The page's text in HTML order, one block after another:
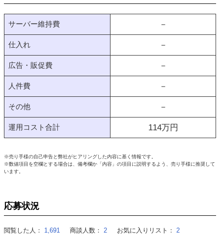
サーバー維持費 －
仕入れ －
広告・販促費 －
人件費 －
その他 －
運用コスト合計 114万円
※売り手様の自己申告と弊社がヒアリングした内容に基く情報です。
※数値項目を空欄とする場合は、備考欄か「内容」の項目に説明するよう、売り手様に推奨して
います。
応募状況
閲覧した人： 1,691 商談人数： 2 お気に入りリスト： 2